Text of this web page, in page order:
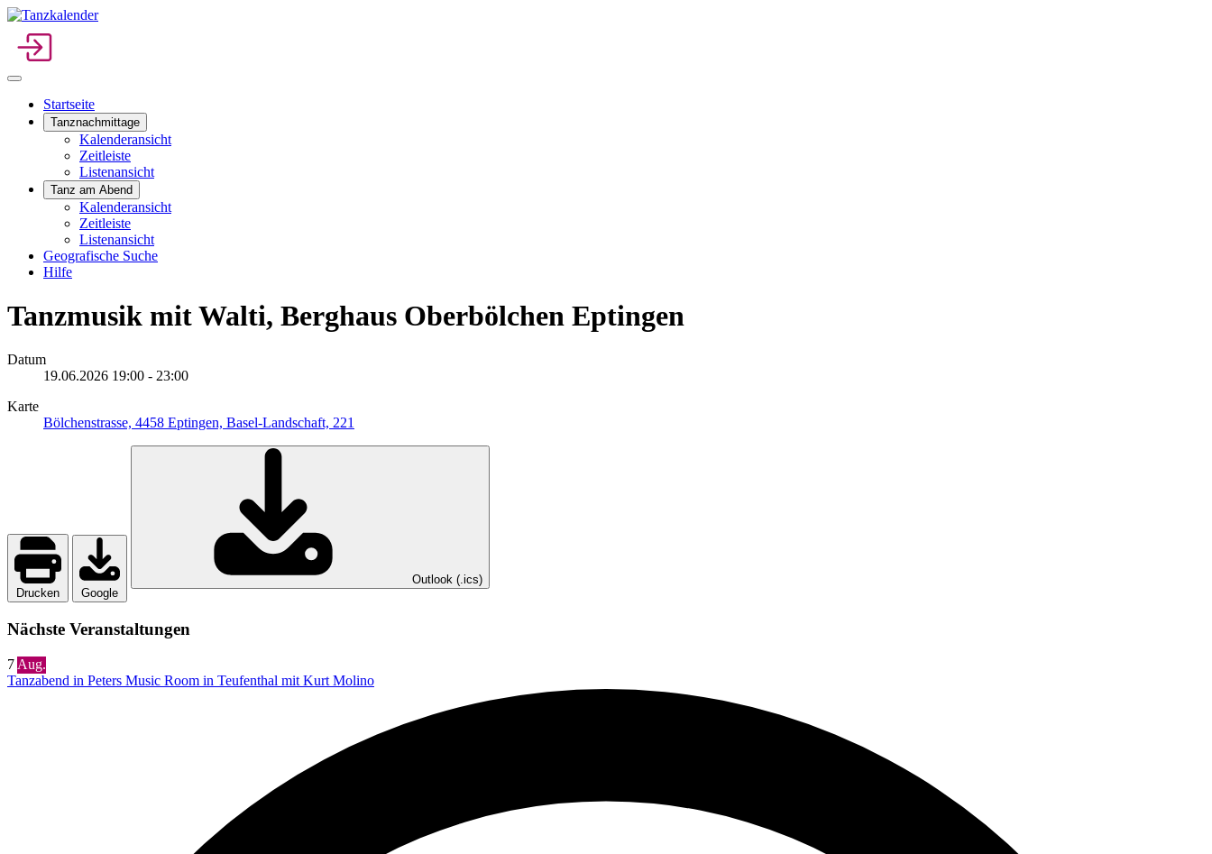
Startseite
Tanznachmittage
Kalenderansicht
Zeitleiste
Listenansicht
Tanz am Abend
Kalenderansicht
Zeitleiste
Listenansicht
Geografische Suche
Hilfe
Tanzmusik mit Walti, Berghaus Oberbölchen Eptingen
Datum
19.06.2026 19:00 - 23:00
Karte
Bölchenstrasse, 4458 Eptingen, Basel-Landschaft, 221
Drucken Google
Outlook (.ics)
Nächste Veranstaltungen
7 Aug.
Tanzabend in Peters Music Room in Teufenthal mit Kurt Molino